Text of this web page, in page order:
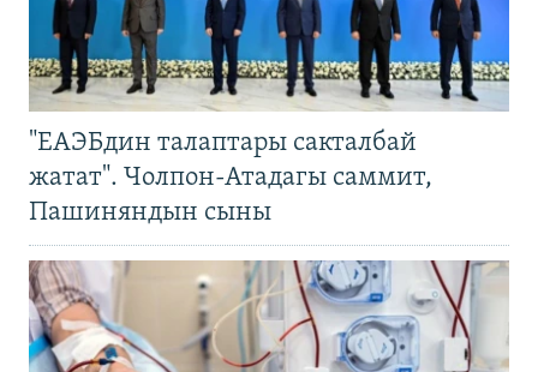
"ЕАЭБдин талаптары сакталбай
жатат". Чолпон-Атадагы саммит,
Пашиняндын сыны